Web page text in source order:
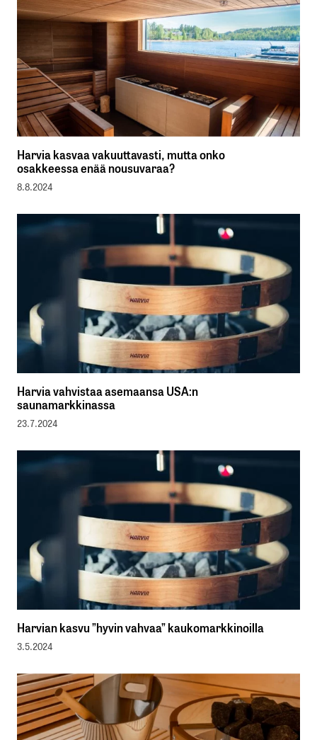
Harvia kasvaa vakuuttavasti, mutta onko
osakkeessa enää nousuvaraa?
8.8.2024
Harvia vahvistaa asemaansa USA:n
saunamarkkinassa
23.7.2024
Harvian kasvu ”hyvin vahvaa” kaukomarkkinoilla
3.5.2024